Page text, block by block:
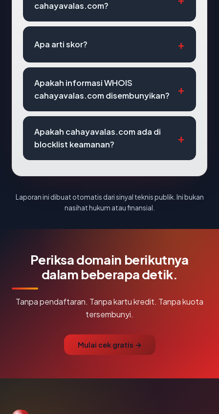
cahayavalas.com?
Apa arti skor?
Apakah informasi WHOIS
cahayavalas.com disembunyikan?
Apakah cahayavalas.com ada di
blocklist keamanan?
Laporan ini dibuat otomatis dari sinyal teknis publik. Ini bukan
nasihat hukum atau finansial.
Periksa domain berikutnya
dalam beberapa detik.
Tanpa pendaftaran. Tanpa kartu kredit. Tanpa kuota
tersembunyi.
Mulai cek gratis →